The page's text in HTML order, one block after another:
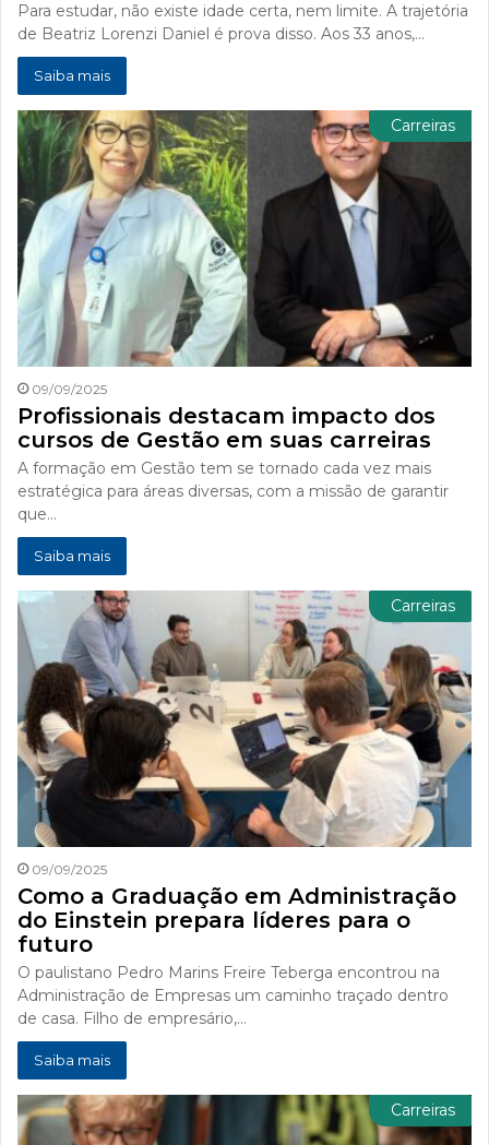
Para estudar, não existe idade certa, nem limite. A trajetória
de Beatriz Lorenzi Daniel é prova disso. Aos 33 anos,…
Saiba mais
Carreiras
09/09/2025
Profissionais destacam impacto dos
cursos de Gestão em suas carreiras
A formação em Gestão tem se tornado cada vez mais
estratégica para áreas diversas, com a missão de garantir
que…
Saiba mais
Carreiras
09/09/2025
Como a Graduação em Administração
do Einstein prepara líderes para o
futuro
O paulistano Pedro Marins Freire Teberga encontrou na
Administração de Empresas um caminho traçado dentro
de casa. Filho de empresário,…
Saiba mais
Carreiras